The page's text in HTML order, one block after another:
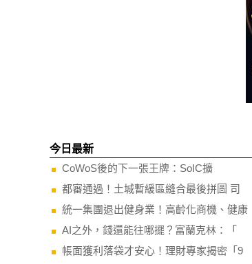
今日最新
CoWoS後的下一張王牌：SoIC擴
都審通過！土城暫緩區縫合最後拼圖 司
統一集團退出健身業！高齡化商機、健康
AI之外，錢還能往哪擺？富蘭克林：「
帳面獲利落袋才安心！理財專家揭密「9